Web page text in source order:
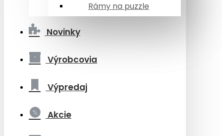
Rámy na puzzle
Novinky
Výrobcovia
Výpredaj
Akcie